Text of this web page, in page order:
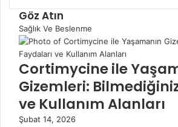
Göz Atın
Sağlık Ve Beslenme
Cortimycine ile
Gizemleri:
ve Kullanım Alanları
Şubat 14, 2026